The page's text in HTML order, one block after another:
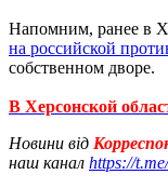
Напомним, ранее в
на российской
собственном дворе.
В Херсонской
Новини від
наш канал https://